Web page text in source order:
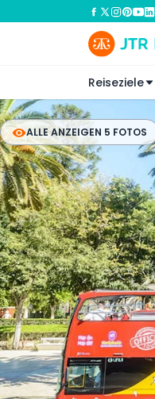
Reiseziele
ALLE ANZEIGEN 5 FOTOS